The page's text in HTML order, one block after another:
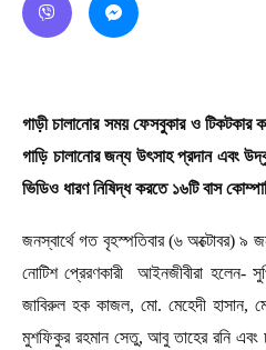
গাড়ী চালানোর সময় ফেসবুকার ও
গাড়ি চালানোর জন্য উৎসাহ প্রদান এবং
ভিডিও ধারণ নিষিদ্ধ করতে ১৬টি বাস
জনস্বার্থে গত বৃহস্পতিবার (৬ অক্টোবর) ৯
নোটিশ প্রেরণকারী আইনজীবীরা হলেন-
জাবিরুল হক কাজল, মো. মেহেদী হাসান,
মুশফিকুর রহমান সেতু, আবু তাহের রনি